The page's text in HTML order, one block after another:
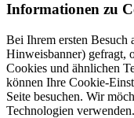
Informationen zu
Bei Ihrem ersten Besuch
Hinweisbanner) gefragt,
Cookies und ähnlichen
können Ihre Cookie-
Seite besuchen. Wir
Technologien verwenden.